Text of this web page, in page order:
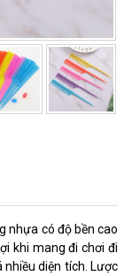
nhựa có độ bền cao
khi mang đi chơi đi
diện tích. Lược